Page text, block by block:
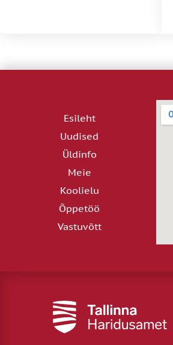
Esileht
Uudised
Üldinfo
Meie
Koolielu
Õppetöö
Vastuvõtt